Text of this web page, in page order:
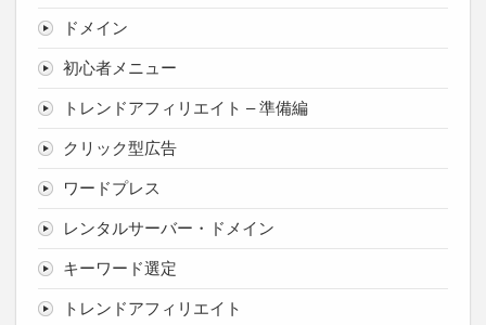
ドメイン
初心者メニュー
トレンドアフィリエイト – 準備編
クリック型広告
ワードプレス
レンタルサーバー・ドメイン
キーワード選定
トレンドアフィリエイト